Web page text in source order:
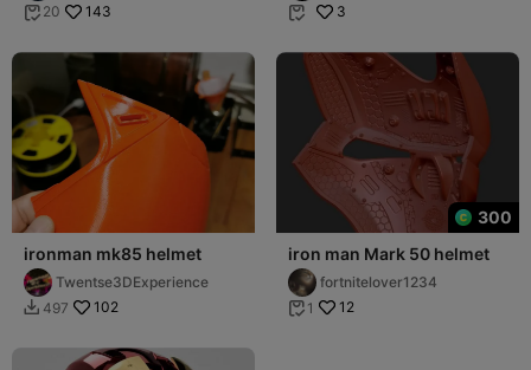
 20 143  3
ironman mk85 helmet
Twentse3DExperience
 497 102
300
iron man Mark 50 helmet
fortnitelover1234
 1 12